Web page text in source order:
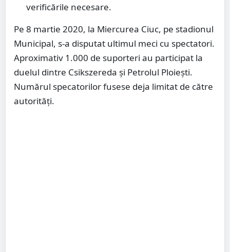
verificările necesare.
Pe 8 martie 2020, la Miercurea Ciuc, pe stadionul
Municipal, s-a disputat ultimul meci cu spectatori.
Aproximativ 1.000 de suporteri au participat la
duelul dintre Csikszereda și Petrolul Ploiești.
Numărul specatorilor fusese deja limitat de către
autorități.